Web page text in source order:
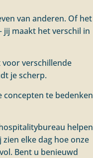
van anderen. Of het
jij maakt het verschil in
verschillende
je scherp.
concepten te bedenken
helpen
elke dag hoe onze
Bent u benieuwd